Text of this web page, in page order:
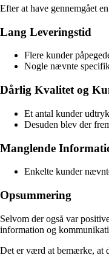
Efter at have gennemgået
Lang Leveringstid
Flere kunder
Nogle nævnte
Dårlig Kvalitet og
Et antal kunder
Desuden blev der
Manglende
Enkelte kunder
Opsummering
Selvom der også var
information og
Det er værd at bemærke, at